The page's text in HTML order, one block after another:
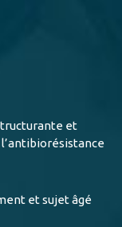
et
et sujet âgé